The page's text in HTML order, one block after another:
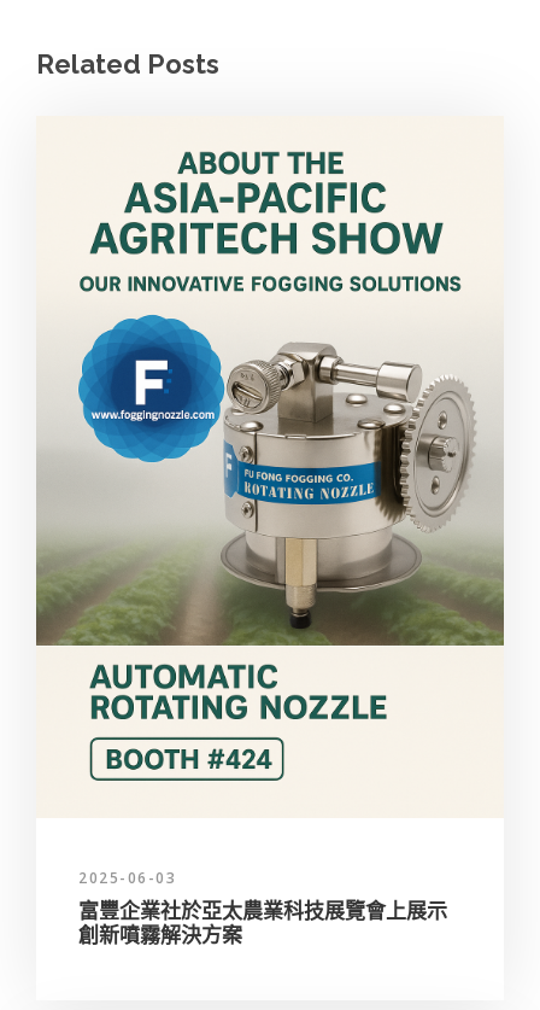
Related Posts
2025-06-03
富豐企業社於亞太農業科技展覽會上展示
創新噴霧解決方案